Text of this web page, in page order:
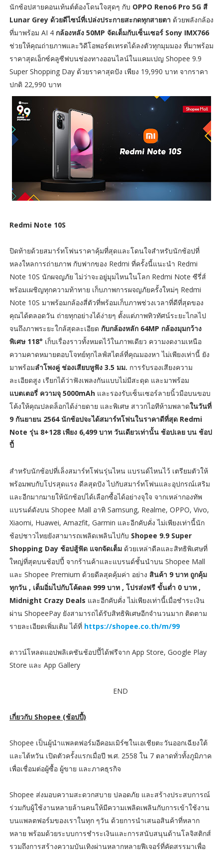
นักช้อปสายคอนเท้นต์ต้องโดนใจสุดๆ กับ OPPO Reno6 Pro 5G สี
Lunar Grey ด้วยดีไซน์ที่เปล่งประกายสะกดทุกสายตา ด้วยพลังกล้อง
ที่มาพร้อม AI 4 กล้องหลัง 50MP จัดเต็มกับเซ็นเซอร์ Sony IMX766
ช่วยให้คุณถ่ายภาพและวิดีโอพอร์ตเทรตได้ลงตัวทุกมุมมอง ที่มาพร้อม
ราคาสุดเอ็กซ์คลูซีฟบนช่องทางออนไลน์ในแคมเปญ Shopee 9.9
Super Shopping Day ด้วยราคาสุดปัง เพียง 19,990 บาท จากราคา
ปกติ 22,990 บาท
Redmi Note 10S
ปิดท้ายด้วยสมาร์ทโฟนราคาคุ้มที่สุดและโดนใจสำหรับนักช้อปที่
หลงใหลการถ่ายภาพ กับฟากของ Redmi ที่ครั้งนี้แนะนำ Redmi
Note 10S นักผจญภัย ไม่ว่าจะอยู่มุมไหนในโลก Redmi Note ซีรี่ส์
พร้อมเผชิญทุกความท้าทาย เก็บภาพการผจญภัยครั้งใหม่ๆ Redmi
Note 10S มาพร้อมกล้องสี่ตัวที่พร้อมเก็บภาพช่วงเวลาที่ดีที่สุดของ
คุณได้ตลอดวัน ถ่ายทุกอย่างได้ง่ายๆ ตั้งแต่ภาพทิวทัศน์ระยะไกลไป
จนถึงภาพระยะใกล้สุดละเอียด กับกล้องหลัก 64MP กล้องมุมกว้าง
พิเศษ 118° เก็บเรื่องราวทั้งหมดไว้ในภาพเดียว ความงดงามเหนือ
ความคาดหมายตอบโจทย์ทุกไลฟ์สไตล์ที่คุณมองหา ไม่เพียงเท่านี้ ยัง
มาพร้อมลำโพงคู่ ช่องเสียบหูฟัง 3.5 มม. การรับรองเสียงความ
ละเอียดสูง เรียกได้ว่าฟังเพลงกันแบบไม่มีสะดุด และมาพร้อม
แบตเตอรี่ ความจุ 5000mAhและรองรับเซ็นเซอร์ลายนิ้วมือบนขอบ
โค้งให้คุณปลดล็อกได้ง่ายดาย และพิเศษ สาวกไอทีห้ามพลาดในวันที่
9 กันยายน 2564 นักช้อปจะได้สมาร์ทโฟนในราคาดีที่สุด Redmi
Note รุ่น 8+128 เพียง 6,499 บาท วันเดียวเท่านั้น ช้อปเลย บน ช้อป
ปี้
สำหรับนักช้อปที่เล็งสมาร์ทโฟนรุ่นไหน แบรนด์ไหนไว้ เตรียมตัวให้
พร้อมพบกับโปรสุดแรง ดีลสุดปัง ไปกับสมาร์ทโฟนและอุปกรณ์เสริม
และอีกมากมายให้นักช้อปได้เลือกซื้อได้อย่างจุใจ จากเหล่ากองทัพ
แบรนด์ดังบน Shopee Mall อาทิ Samsung, Realme, OPPO, Vivo,
Xiaomi, Huawei, Amazfit, Garmin และอีกคับคั่ง ไม่เพียงเท่านี้นัก
ช้อปชาวไทยยังสามารถเพลิดเพลินไปกับ Shopee 9.9 Super
Shopping Day ช้อปสู้ฟัด แจกจัดเต็ม ด้วยเหล่าดีลและสิทธิพิเศษที่
ใหญ่ที่สุดบนช้อปปี้ จากร้านค้าและแบรนด์ชั้นนำบน Shopee Mall
และ Shopee Premium ด้วยดีลสุดคุ้มค่า อย่าง สินค้า 9 บาท ถูกคุ้ม
ทุกวัน , เต็มอิ่มไปกับโค้ดลด 999 บาท , โปรส่งฟรี ขั้นต่ำ 0 บาท ,
Midnight Crazy Deals และอีกคับคั่ง ไม่เพียงเท่านี้เมื่อชำระเงิน
ผ่าน ShopeePay ยังสามารถได้รับสิทธิพิเศษอีกจำนวนมาก ติดตาม
รายละเอียดเพิ่มเติม ได้ที่ https://shopee.co.th/m/99
ดาวน์โหลดแอปพลิเคชันช้อปปี้ได้ฟรีจาก App Store, Google Play
Store และ App Gallery
END
เกี่ยวกับ Shopee (ช้อปปี้)
Shopee เป็นผู้นำแพลตฟอร์มอีคอมเมิร์ซในเอเชียตะวันออกเฉียงใต้
และไต้หวัน เปิดตัวครั้งแรกเมื่อปี พ.ศ. 2558 ใน 7 ตลาดทั่วทั้งภูมิภาค
เพื่อเชื่อมต่อผู้ซื้อ ผู้ขาย และภาคธุรกิจ
Shopee ส่งมอบความสะดวกสบาย ปลอดภัย และสร้างประสบการณ์
ร่วมกับผู้ใช้งานหลายล้านคนให้มีความเพลิดเพลินกับการเข้าใช้งาน
บนแพลตฟอร์มของเราในทุก ๆวัน ด้วยการนำเสนอสินค้าที่หลาก
หลาย พร้อมด้วยระบบการชำระเงินและการสนับสนุนด้านโลจิสติกส์
รวมถึงการสร้างความบันเทิงผ่านหลากหลายฟีเจอร์ที่คัดสรรมาเพื่อ